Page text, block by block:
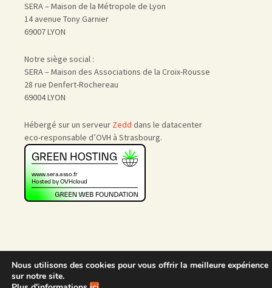
SERA – Maison de la Métropole de Lyon
14 avenue Tony Garnier
69007 LYON
Notre siège social :
SERA – Maison des Associations de la Croix-Rousse
28 rue Denfert-Rochereau
69004 LYON
Hébergé sur un serveur Zedd dans le datacenter
eco-responsable d’OVH à Strasbourg.
Accueil | Nous rejoindre
Admin
Nous utilisons des cookies pour vous offrir la meilleure expérience
sur notre site.